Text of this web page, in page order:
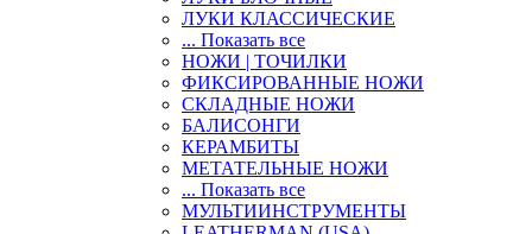
ЛУКИ КЛАССИЧЕСКИЕ
... Показать все
НОЖИ | ТОЧИЛКИ
ФИКСИРОВАННЫЕ НОЖИ
СКЛАДНЫЕ НОЖИ
БАЛИСОНГИ
КЕРАМБИТЫ
МЕТАТЕЛЬНЫЕ НОЖИ
... Показать все
МУЛЬТИИНСТРУМЕНТЫ